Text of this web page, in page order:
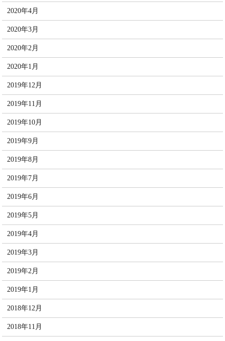
2020年4月
2020年3月
2020年2月
2020年1月
2019年12月
2019年11月
2019年10月
2019年9月
2019年8月
2019年7月
2019年6月
2019年5月
2019年4月
2019年3月
2019年2月
2019年1月
2018年12月
2018年11月